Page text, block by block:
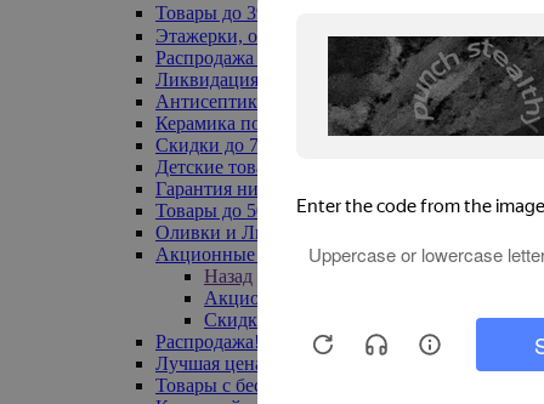
Товары до 399₽
Этажерки, обувницы
Распродажа текстиля до -50%
Ликвидация до -70%
Антисептики
Керамика по 129 руб
Скидки до 70%
Детские товары
Гарантия низкой цены
Товары до 500 руб
Оливки и Лимоны
Акционные товары
Назад
Акционные товары
Скидка 20% по промокоду
Распродажа! Ульяновск до -70%
Лучшая цена
Товары с бесплатной доставкой